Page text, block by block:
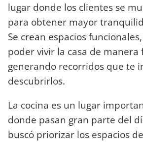
lugar donde los clientes se
para obtener mayor
Se crean espacios
poder vivir la casa de manera
generando recorridos que te
descubrirlos.
La cocina es un lugar
donde pasan gran parte del
buscó priorizar los espacios